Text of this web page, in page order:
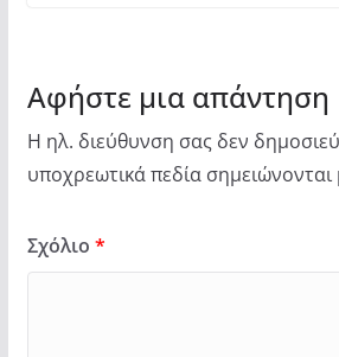
Αφήστε μια απάντηση
Η ηλ. διεύθυνση σας δεν
υποχρεωτικά πεδία σημειώνονται
Σχόλιο *